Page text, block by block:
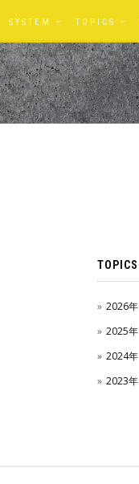
SYSTEM TOPICS
TOPICS
2026年
2025年
2024年
2023年